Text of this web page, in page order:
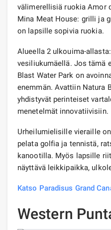
välimerellisiä ruokia Amor
Mina Meat House: grilli ja
on lapsille sopivia ruokia.
Alueella 2 ulkouima-
vesiliukumäellä. Jos tämä
Blast Water Park on
enemmän. Avattiin Natura
yhdistyvät perinteiset
menetelmät innovatiivisiin.
Urheilumielisille vieraille
pelata golfia ja tennistä,
kanootilla. Myös lapsille
näyttävä leikkipaikka,
Katso Paradisus Grand
Western